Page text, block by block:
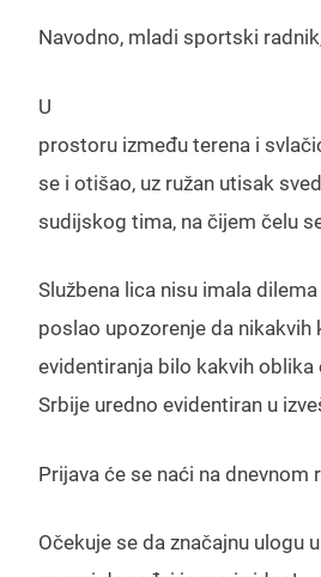
Navodno, mladi sportski
U
prostoru između terena i
se i otišao, uz ružan utisak
sudijskog tima, na čijem čelu
Službena lica nisu imala
poslao upozorenje da
evidentiranja bilo kakvih
Srbije uredno evidentiran u
Prijava će se naći na
Očekuje se da značajnu ulogu